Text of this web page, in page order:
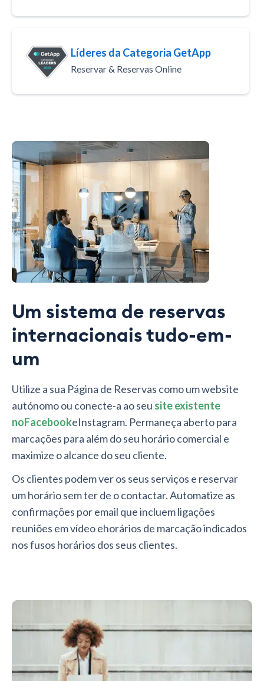
Líderes da Categoria GetApp
Reservar & Reservas Online
Um sistema de reservas
internacionais tudo-em-
um
Utilize a sua Página de Reservas como um website
autónomo ou conecte-a ao seu site existente
noFacebookeInstagram. Permaneça aberto para
marcações para além do seu horário comercial e
maximize o alcance do seu cliente.
Os clientes podem ver os seus serviços e reservar
um horário sem ter de o contactar. Automatize as
confirmações por email que incluem ligações
reuniões em vídeo ehorários de marcação indicados
nos fusos horários dos seus clientes.